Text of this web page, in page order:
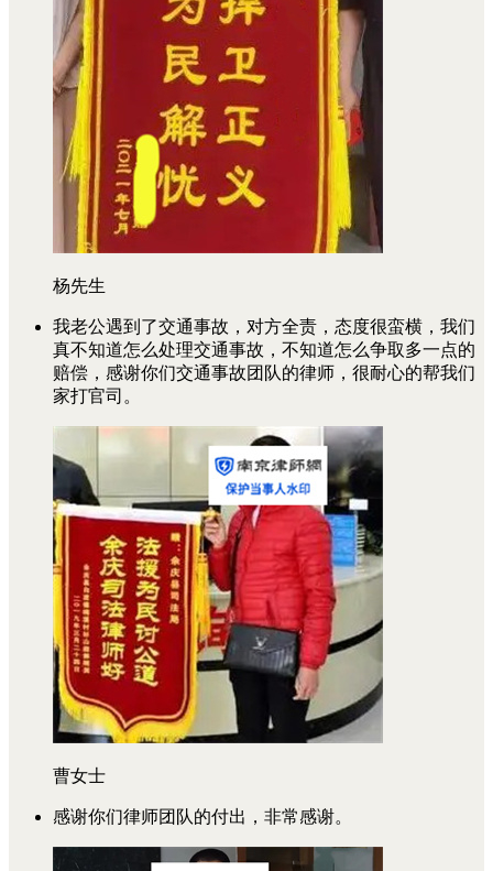
杨先生
我老公遇到了交通事故，对方全责，态度很蛮横，我们
真不知道怎么处理交通事故，不知道怎么争取多一点的
赔偿，感谢你们交通事故团队的律师，很耐心的帮我们
家打官司。
曹女士
感谢你们律师团队的付出，非常感谢。